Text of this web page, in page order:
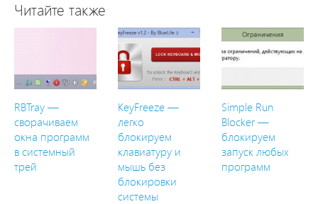
Читайте также
RBTray —
сворачиваем
окна программ
в системный
трей
KeyFreeze —
легко
блокируем
клавиатуру и
мышь без
блокировки
системы
Simple Run
Blocker —
блокируем
запуск любых
программ